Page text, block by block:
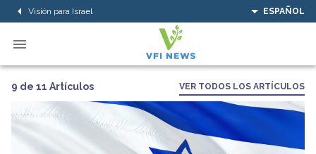
Visión para Israel ESPAÑOL
9 de 11 Artículos VER TODOS LOS ARTÍCULOS